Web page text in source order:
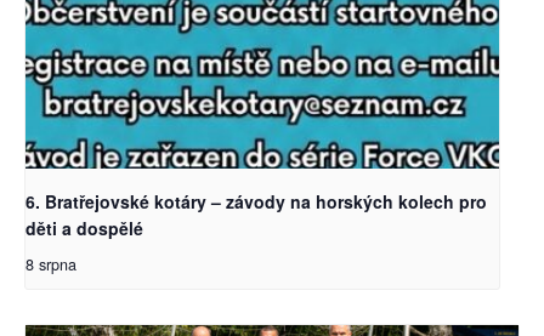
6. Bratřejovské kotáry – závody na horských kolech pro
děti a dospělé
8 srpna